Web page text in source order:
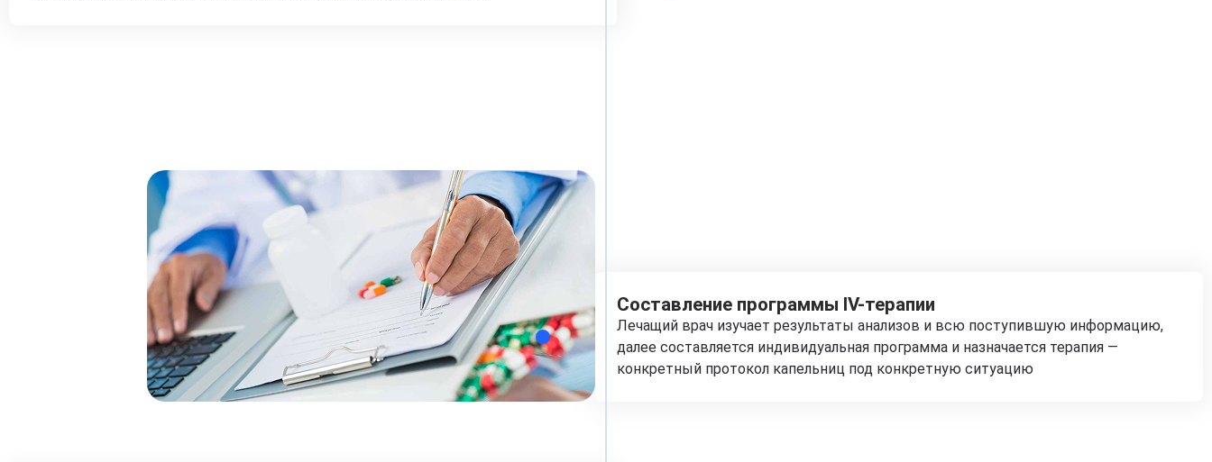
Составление программы IV-терапии
Лечащий врач изучает результаты анализов и всю поступившую информацию,
далее составляется индивидуальная программа и назначается терапия —
конкретный протокол капельниц под конкретную ситуацию